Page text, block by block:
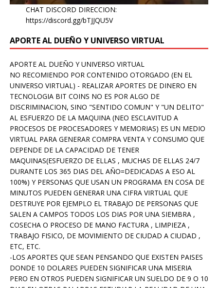
CHAT DISCORD DIRECCION:
https://discord.gg/bTJJQU5V
APORTE AL DUEÑO Y UNIVERSO VIRTUAL
APORTE AL DUEÑO Y UNIVERSO VIRTUAL
NO RECOMIENDO POR CONTENIDO OTORGADO (EN EL
UNIVERSO VIRTUAL) - REALIZAR APORTES DE DINERO EN
TECNOLOGIA BIT COINS NO ES POR ALGO DE
DISCRIMINACION, SINO "SENTIDO COMUN" Y "UN DELITO"
AL ESFUERZO DE LA MAQUINA (NEO ESCLAVITUD A
PROCESOS DE PROCESADORES Y MEMORIAS) ES UN MEDIO
VIRTUAL PARA GENERAR COMPRA VENTA Y CONSUMO QUE
DEPENDE DE LA CAPACIDAD DE TENER
MAQUINAS(ESFUERZO DE ELLAS , MUCHAS DE ELLAS 24/7
DURANTE LOS 365 DIAS DEL AÑO=DEDICADAS A ESO AL
100%) Y PERSONAS QUE USAN UN PROGRAMA EN COSA DE
MINUTOS PUEDEN GENERAR UNA CIFRA VIRTUAL QUE
DESTRUYE POR EJEMPLO EL TRABAJO DE PERSONAS QUE
SALEN A CAMPOS TODOS LOS DIAS POR UNA SIEMBRA ,
COSECHA O PROCESO DE MANO FACTURA , LIMPIEZA ,
TRABAJO FISICO, DE MOVIMIENTO DE CIUDAD A CIUDAD ,
ETC, ETC.
-LOS APORTES QUE SEAN PENSANDO QUE EXISTEN PAISES
DONDE 10 DOLARES PUEDEN SIGNIFICAR UNA MISERIA
PERO EN OTROS PUEDEN SIGNIFICAR UN SUELDO DE 9 O 10